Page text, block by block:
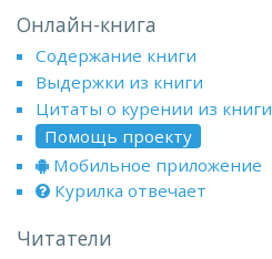
Онлайн-книга
Содержание книги
Выдержки из книги
Цитаты о курении из книги
Помощь проекту
Мобильное приложение
Курилка отвечает
Читатели